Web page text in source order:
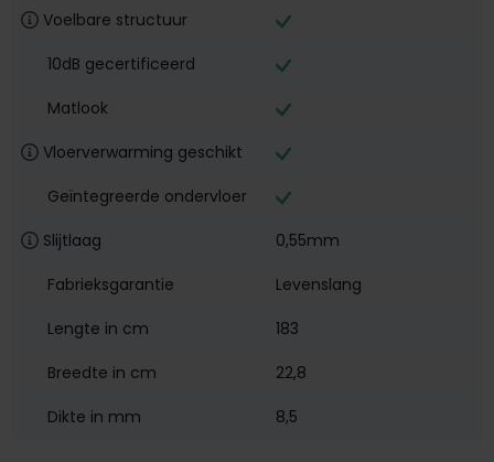
Voelbare structuur
10dB gecertificeerd
Matlook
Vloerverwarming geschikt
Geïntegreerde ondervloer
Slijtlaag
0,55mm
Fabrieksgarantie
Levenslang
Lengte in cm
183
Breedte in cm
22,8
Dikte in mm
8,5